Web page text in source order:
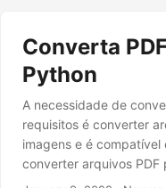
Converta
Python
A necessidade de
requisitos é converter
imagens e é
converter arquivos PDF
diferentes bibliotecas e